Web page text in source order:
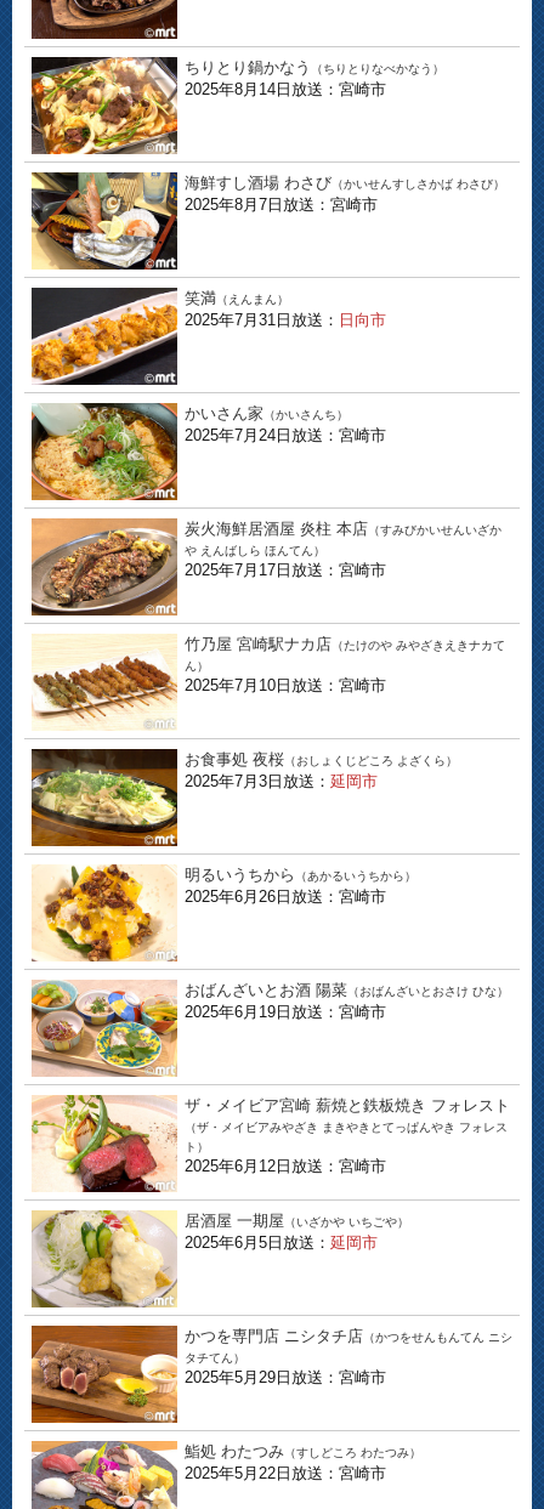
ちりとり鍋かなう （ちりとりなべかなう）
2025年8月14日放送：宮崎市
海鮮すし酒場 わさび （かいせんすしさかば わさび）
2025年8月7日放送：宮崎市
笑満 （えんまん）
2025年7月31日放送： 日向市
かいさん家 （かいさんち）
2025年7月24日放送：宮崎市
炭火海鮮居酒屋 炎柱 本店 （すみびかいせんいざか
や えんばしら ほんてん）
2025年7月17日放送：宮崎市
竹乃屋 宮崎駅ナカ店 （たけのや みやざきえきナカて
ん）
2025年7月10日放送：宮崎市
お食事処 夜桜 （おしょくじどころ よざくら）
2025年7月3日放送： 延岡市
明るいうちから （あかるいうちから）
2025年6月26日放送：宮崎市
おばんざいとお酒 陽菜 （おばんざいとおさけ ひな）
2025年6月19日放送：宮崎市
ザ・メイビア宮崎 薪焼と鉄板焼き フォレスト
（ザ・メイビアみやざき まきやきとてっぱんやき フォレス
ト）
2025年6月12日放送：宮崎市
居酒屋 一期屋 （いざかや いちごや）
2025年6月5日放送： 延岡市
かつを専門店 ニシタチ店 （かつをせんもんてん ニシ
タチてん）
2025年5月29日放送：宮崎市
鮨処 わたつみ （すしどころ わたつみ）
2025年5月22日放送：宮崎市